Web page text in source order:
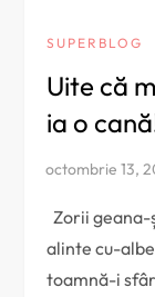
SUPERBLOG
Uite că
ia o
Zorii geana-
alinte cu-
toamnă-i